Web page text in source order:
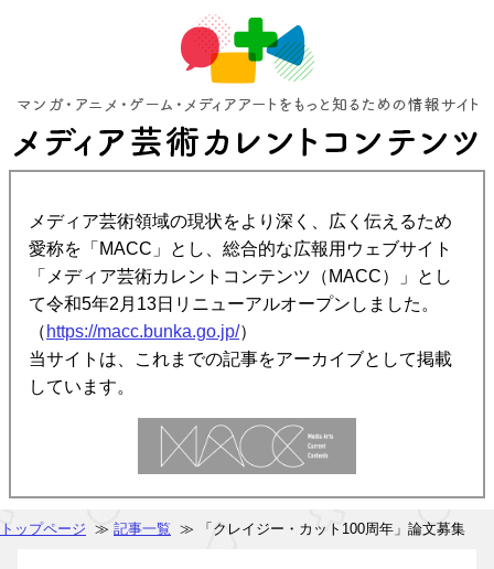
メディア芸術領域の現状をより深く、広く伝えるため
愛称を「MACC」とし、総合的な広報用ウェブサイト
「メディア芸術カレントコンテンツ（MACC）」とし
て令和5年2月13日リニューアルオープンしました。
（ https://macc.bunka.go.jp/）
当サイトは、これまでの記事をアーカイブとして掲載
しています。
トップページ ≫ 記事一覧 ≫ 「クレイジー・カット100周年」論文募集